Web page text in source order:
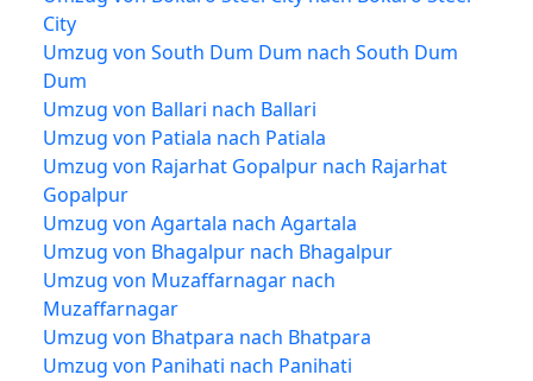
City
Umzug von South Dum Dum nach South Dum
Dum
Umzug von Ballari nach Ballari
Umzug von Patiala nach Patiala
Umzug von Rajarhat Gopalpur nach Rajarhat
Gopalpur
Umzug von Agartala nach Agartala
Umzug von Bhagalpur nach Bhagalpur
Umzug von Muzaffarnagar nach
Muzaffarnagar
Umzug von Bhatpara nach Bhatpara
Umzug von Panihati nach Panihati